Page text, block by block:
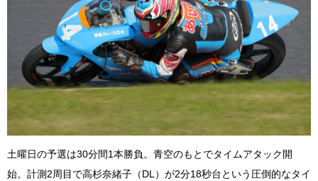
土曜日の予選は30分間1本勝負。青空のもとでタイムアタック開
始。計測2周目で高杉奈緒子（DL）が2分18秒台という圧倒的なタイ